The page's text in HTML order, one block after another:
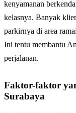
kenyamanan
kelasnya. Banyak
parkirnya di area
Ini tentu membantu
perjalanan.
Faktor-faktor
Surabaya